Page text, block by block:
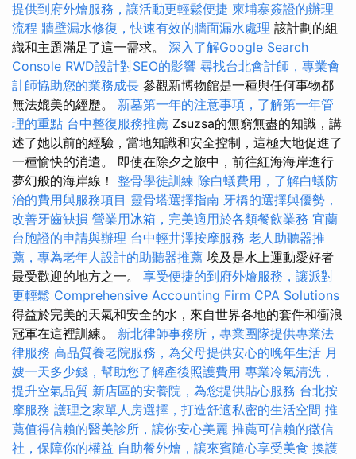
提供到府外燴服務，讓活動更輕鬆便捷 柬埔寨簽證的辦理
流程 牆壁漏水修復，快速有效的牆面漏水處理 該計劃的組
織和主題滿足了這一需求。 深入了解Google Search
Console RWD設計對SEO的影響 尋找台北會計師，專業會
計師協助您的業務成長 參觀新博物館是一種與任何事物都
無法媲美的經歷。 新墓第一年的注意事項，了解第一年管
理的重點 台中整復服務推薦 Zsuzsa的無窮無盡的知識，講
述了她以前的經驗，當地知識和安全控制，這極大地促進了
一種愉快的消遣。 即使在除夕之旅中，前往紅海海岸進行
夢幻般的海岸線！ 整骨學徒訓練 除白蟻費用，了解白蟻防
治的費用與服務項目 靈骨塔選擇指南 牙橋的選擇與優勢，
改善牙齒缺損 營業用冰箱，完美適用於各類餐飲業務 宜蘭
台胞證的申請與辦理 台中輕井澤按摩服務 老人助聽器推
薦，專為老年人設計的助聽器推薦 埃及是水上運動愛好者
最受歡迎的地方之一。 享受便捷的到府外燴服務，讓派對
更輕鬆 Comprehensive Accounting Firm CPA Solutions
得益於完美的天氣和安全的水，來自世界各地的套件和衝浪
冠軍在這裡訓練。 新北律師事務所，專業團隊提供專業法
律服務 高品質養老院服務，為父母提供安心的晚年生活 月
嫂一天多少錢，幫助您了解產後照護費用 專業冷氣清洗，
提升空氣品質 新店區的安養院，為您提供貼心服務 台北按
摩服務 護理之家單人房選擇，打造舒適私密的生活空間 推
薦值得信賴的醫美診所，讓你安心美麗 推薦可信賴的徵信
社，保障你的權益 自助餐外燴，讓來賓隨心享受美食 換護